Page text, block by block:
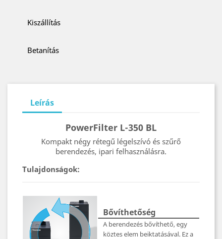
Kiszállítás
Betanítás
Leírás
PowerFilter L-350 BL
Kompakt négy rétegű légelszívó és szűrő
berendezés, ipari felhasználásra.
Tulajdonságok:
Bővíthetőség
A berendezés bővíthető, egy
köztes elem beiktatásával. Ez a